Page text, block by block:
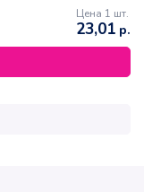
Цена 1 шт.
23,01 р.